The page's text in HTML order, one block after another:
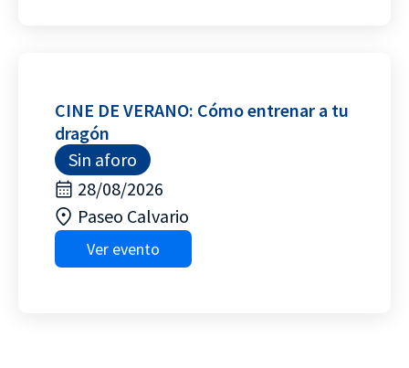
CINE DE VERANO: Cómo entrenar a tu
dragón
Sin aforo
28/08/2026
Paseo Calvario
Ver evento